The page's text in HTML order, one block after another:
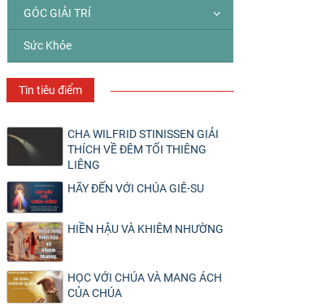
GÓC GIẢI TRÍ
Sức Khỏe
Tin tiêu điểm
CHA WILFRID STINISSEN GIẢI
THÍCH VỀ ĐÊM TỐI THIÊNG
LIÊNG
HÃY ĐẾN VỚI CHÚA GIÊ-SU
HIỀN HẬU VÀ KHIÊM NHƯỜNG
HỌC VỚI CHÚA VÀ MANG ÁCH
CỦA CHÚA